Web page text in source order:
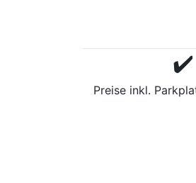
✔️
Preise inkl.